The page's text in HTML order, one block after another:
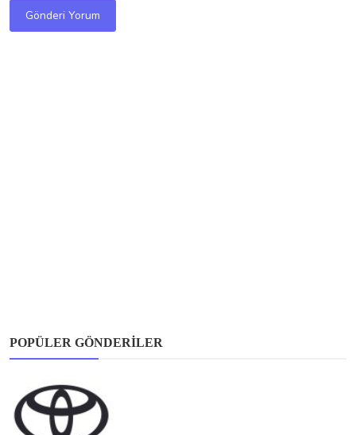
Gönderi Yorum
POPÜLER GÖNDERILER